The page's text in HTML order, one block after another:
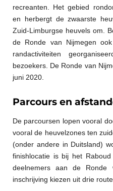
recreanten. Het gebied
en herbergt de zwaarste
Zuid-Limburgse heuvels om.
de Ronde van Nijmegen
randactiviteiten
bezoekers. De Ronde van
juni 2020.
Parcours en
De parcoursen lopen vooral
vooral de heuvelzones ten
(onder andere in Duitsland)
finishlocatie is bij het
deelnemers aan de
inschrijving kiezen uit drie